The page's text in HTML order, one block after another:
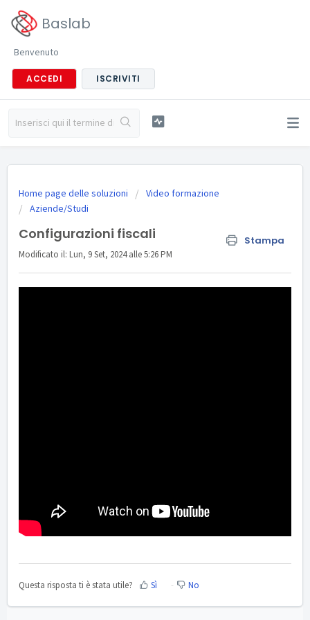
Baslab
Benvenuto
ACCEDI ISCRIVITI
Home page delle soluzioni
Video formazione
Aziende/Studi
Configurazioni fiscali Stampa
Modificato il: Lun, 9 Set, 2024 alle 5:26 PM
Questa risposta ti è stata utile? Sì No